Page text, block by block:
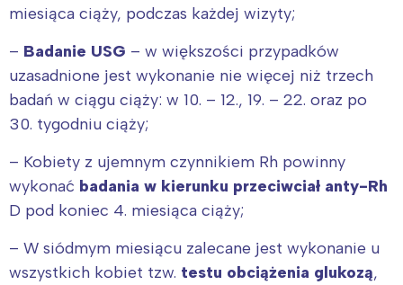
miesiąca ciąży, podczas każdej wizyty;
– Badanie USG – w większości przypadków
uzasadnione jest wykonanie nie więcej niż trzech
badań w ciągu ciąży: w 10. – 12., 19. – 22. oraz po
30. tygodniu ciąży;
– Kobiety z ujemnym czynnikiem Rh powinny
wykonać badania w kierunku przeciwciał anty-Rh
D pod koniec 4. miesiąca ciąży;
– W siódmym miesiącu zalecane jest wykonanie u
wszystkich kobiet tzw. testu obciążenia glukozą,